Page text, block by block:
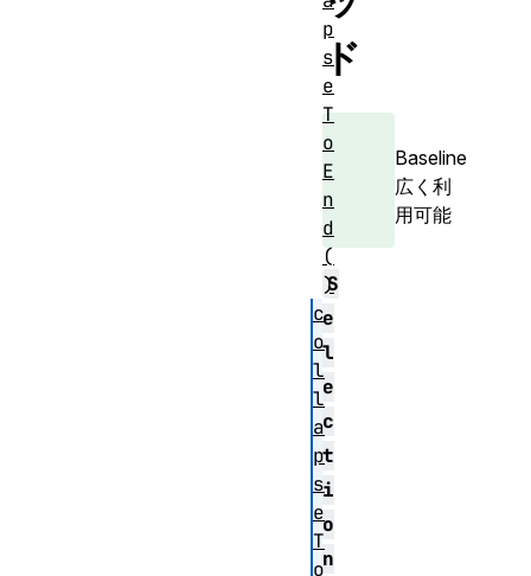
ド
Baseline
広く利
用可能
S
e
l
e
c
t
i
o
n
p
s
e
T
o
E
n
d
(
)
c
o
l
l
a
p
s
e
T
o